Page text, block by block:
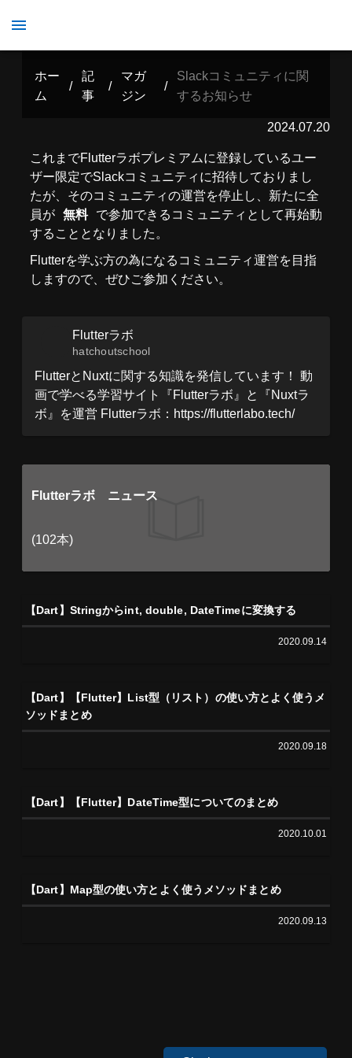
ホー
ム
/
記
事
/
マガ
ジン
/
Slackコミュニティに関
するお知らせ
2024.07.20
これまでFlutterラボプレミアムに登録しているユー
ザー限定でSlackコミュニティに招待しておりまし
たが、そのコミュニティの運営を停止し、新たに全
員が 無料
で参加できるコミュニティとして再始動
することとなりました。
Flutterを学ぶ方の為になるコミュニティ運営を目指
しますので、ぜひご参加ください。
Flutterラボ
hatchoutschool
FlutterとNuxtに関する知識を発信しています！ 動
画で学べる学習サイト『Flutterラボ』と『Nuxtラ
ボ』を運営 Flutterラボ：https://flutterlabo.tech/
Flutterラボ ニュース
(102本)
【Dart】Stringからint, double, DateTimeに変換する
2020.09.14
【Dart】【Flutter】List型（リスト）の使い方とよく使うメ
ソッドまとめ
2020.09.18
【Dart】【Flutter】DateTime型についてのまとめ
2020.10.01
【Dart】Map型の使い方とよく使うメソッドまとめ
2020.09.13